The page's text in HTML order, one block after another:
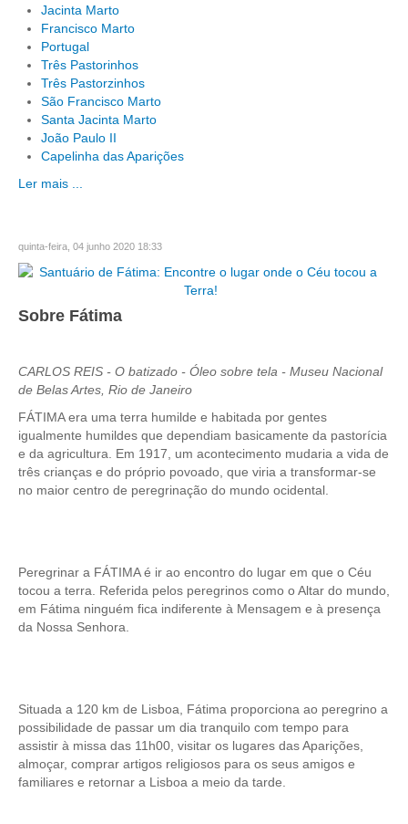
Jacinta Marto
Francisco Marto
Portugal
Três Pastorinhos
Três Pastorzinhos
São Francisco Marto
Santa Jacinta Marto
João Paulo II
Capelinha das Aparições
Ler mais ...
quinta-feira, 04 junho 2020 18:33
Sobre Fátima
CARLOS REIS - O batizado - Óleo sobre tela - Museu Nacional
de Belas Artes, Rio de Janeiro
FÁTIMA era uma terra humilde e habitada por gentes
igualmente humildes que dependiam basicamente da pastorícia
e da agricultura. Em 1917, um acontecimento mudaria a vida de
três crianças e do próprio povoado, que viria a transformar-se
no maior centro de peregrinação do mundo ocidental.
Peregrinar a FÁTIMA é ir ao encontro do lugar em que o Céu
tocou a terra. Referida pelos peregrinos como o Altar do mundo,
em Fátima ninguém fica indiferente à Mensagem e à presença
da Nossa Senhora.
Situada a 120 km de Lisboa, Fátima proporciona ao peregrino a
possibilidade de passar um dia tranquilo com tempo para
assistir à missa das 11h00, visitar os lugares das Aparições,
almoçar, comprar artigos religiosos para os seus amigos e
familiares e retornar a Lisboa a meio da tarde.